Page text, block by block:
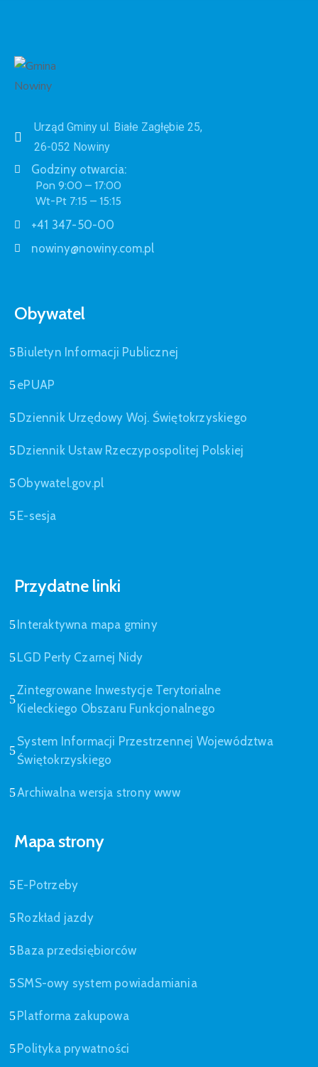
Urząd Gminy ul. Białe Zagłębie 25,
26-052 Nowiny
Godziny otwarcia:
Pon 9:00 – 17:00
Wt-Pt 7:15 – 15:15
+41 347-50-00
nowiny@nowiny.com.pl
Obywatel
Biuletyn Informacji Publicznej
ePUAP
Dziennik Urzędowy Woj. Świętokrzyskiego
Dziennik Ustaw Rzeczypospolitej Polskiej
Obywatel.gov.pl
E-sesja
Przydatne linki
Interaktywna mapa gminy
LGD Perły Czarnej Nidy
Zintegrowane Inwestycje Terytorialne
Kieleckiego Obszaru Funkcjonalnego
System Informacji Przestrzennej Województwa
Świętokrzyskiego
Archiwalna wersja strony www
Mapa strony
E-Potrzeby
Rozkład jazdy
Baza przedsiębiorców
SMS-owy system powiadamiania
Platforma zakupowa
Polityka prywatności